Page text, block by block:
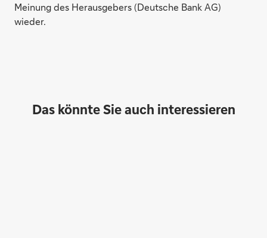
Meinung des Herausgebers (Deutsche Bank AG)
wieder.
Das könnte Sie auch interessieren